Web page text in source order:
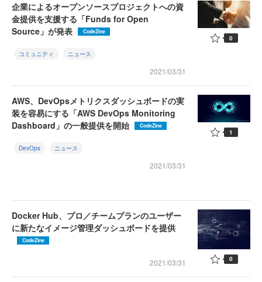
企業によるオープンソースプロジェクトへの資
金提供を支援する「Funds for Open
Source」が発表
CodeZine
コミュニティ ニュース
2021/03/31
0
AWS、DevOpsメトリクスダッシュボードの実
装を容易にする「AWS DevOps Monitoring
Dashboard」の一般提供を開始
CodeZine
DevOps ニュース
2021/03/31
1
Docker Hub、プロ／チームプランのユーザー
に新たなイメージ管理ダッシュボードを提供
CodeZine
2021/03/31 0